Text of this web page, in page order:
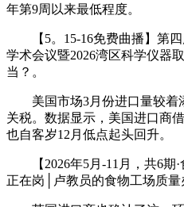
年第9周以来最低程度。
【5。15-16免费曲播】第四
学术会议暨2026湾区科学仪器
当？。
美国市场3月份进口量较着
关税。数据显示，美国进口商
也自客岁12月低点起头回升。
【2026年5月-11月，共6期·
正在岗│卢教员的食物工场质量